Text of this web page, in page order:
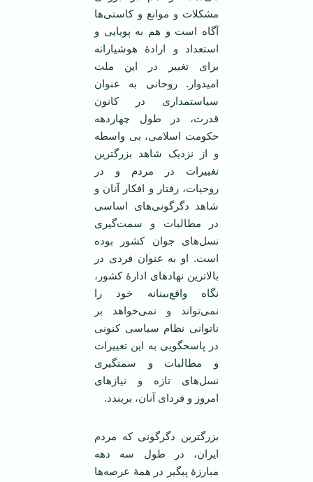
مشکلات و موانع و کاستی‌ها
آگاه است و هم به پویایی و
استعداد و ارادۀ هوشیارانه
برای تغییر در این ملت
امیدوار. روحانی به عنوان
سیاستمداری در کانون
قدرت، در طول چهاردهه
حکومت اسلامی، بی واسطه
و از نزدیک شاهد بزرگترین
تغییرات در مردم و در
روحیات، رفتار و افکار آنان و
شاهد دگرگونی‌های اساسی
در مطالبات و سمت‌گیری
نسل‌های جوان کشور بوده
است. او به عنوان فردی در
بالاترین نهادهای ادارۀ کشور،
نگاه واقع‌بینانه خود را
نمی‌تواند و نمی‌خواهد بر
ناتوانی نظام سیاسی کنونی
در پاسخگویی به این تغییرات
و مطالبات و سمتگیری
نسل‌های تازه و نیازهای
امروز و فردای آنان، بربندد.
بزرگترین دگرگونی که مردم
ایران، در طول سه دهه
مبارزۀ پیگیر در همۀ عرصه‌ها